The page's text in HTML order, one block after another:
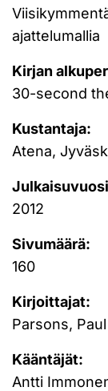
ajattelumallia
Kirjan
30-second
Kustantaja:
Atena,
2012
Sivumäärä:
160
Kirjoittajat:
Parsons,
Kääntäjät:
Antti